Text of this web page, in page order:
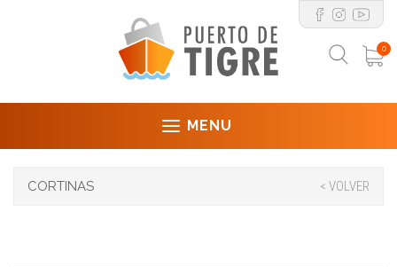
0
MENU
CORTINAS < VOLVER